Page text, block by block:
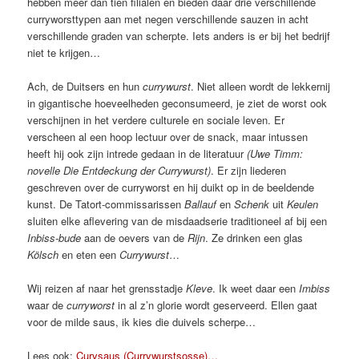
curryworsttypen aan met negen verschillende sauzen in acht
verschillende graden van scherpte. Iets anders is er bij het bedrijf
niet te krijgen…
Ach, de Duitsers en hun currywurst. Niet alleen wordt de lekkernij
in gigantische hoeveelheden geconsumeerd, je ziet de worst ook
verschijnen in het verdere culturele en sociale leven. Er
verscheen al een hoop lectuur over de snack, maar intussen
heeft hij ook zijn intrede gedaan in de literatuur(Uwe Timm:
novelle Die Entdeckung der Currywurst). Er zijn liederen
geschreven over de curryworst en hij duikt op in de beeldende
kunst. De Tatort-commissarissenBallaufenSchenkuitKeulen
sluiten elke aflevering van de misdaadserie traditioneel af bij een
Inbiss-bude aan de oevers van deRijn. Ze drinken een glas
Kölsch en eten eenCurrywurst…
Wij reizen af naar het grensstadjeKleve. Ik weet daar eenImbiss
waar decurryworst in al z’n glorie wordt geserveerd. Ellen gaat
voor de milde saus, ik kies die duivels scherpe…
Lees ook:Curysaus (Currywurstsosse)…